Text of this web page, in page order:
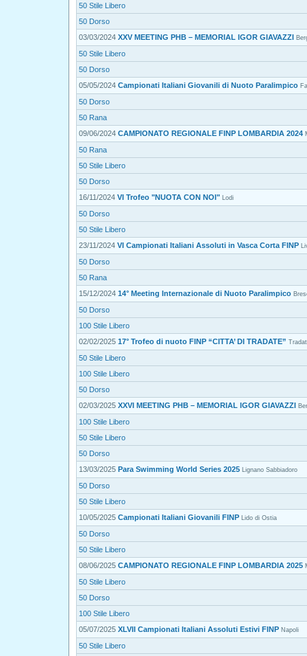
50 Stile Libero
50 Dorso
03/03/2024 XXV MEETING PHB – MEMORIAL IGOR GIAVAZZI
50 Stile Libero
50 Dorso
05/05/2024 Campionati Italiani Giovanili di Nuoto Paralimpico
50 Dorso
50 Rana
09/06/2024 CAMPIONATO REGIONALE FINP LOMBARDIA 2024
50 Rana
50 Stile Libero
50 Dorso
16/11/2024 VI Trofeo "NUOTA CON NOI" Lodi
50 Dorso
50 Stile Libero
23/11/2024 VI Campionati Italiani Assoluti in Vasca Corta FINP
50 Dorso
50 Rana
15/12/2024 14° Meeting Internazionale di Nuoto Paralimpico
50 Dorso
100 Stile Libero
02/02/2025 17° Trofeo di nuoto FINP “CITTA’ DI TRADATE”
50 Stile Libero
100 Stile Libero
50 Dorso
02/03/2025 XXVI MEETING PHB – MEMORIAL IGOR GIAVAZZI
100 Stile Libero
50 Stile Libero
50 Dorso
13/03/2025 Para Swimming World Series 2025 Lignano Sabbiadoro
50 Dorso
50 Stile Libero
10/05/2025 Campionati Italiani Giovanili FINP Lido di Ostia
50 Dorso
50 Stile Libero
08/06/2025 CAMPIONATO REGIONALE FINP LOMBARDIA 2025
50 Stile Libero
50 Dorso
100 Stile Libero
05/07/2025 XLVII Campionati Italiani Assoluti Estivi FINP Napoli
50 Stile Libero